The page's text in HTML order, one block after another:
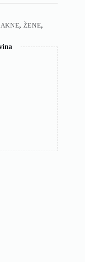
, ŽENE,